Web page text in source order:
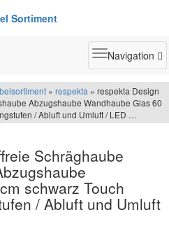
Toggle
Navigation
» respekta » respekta Design
Abzugshaube Wandhaube Glas 60
/ Abluft und Umluft / LED …
Schräghaube
schwarz Touch
/ Abluft und Umluft